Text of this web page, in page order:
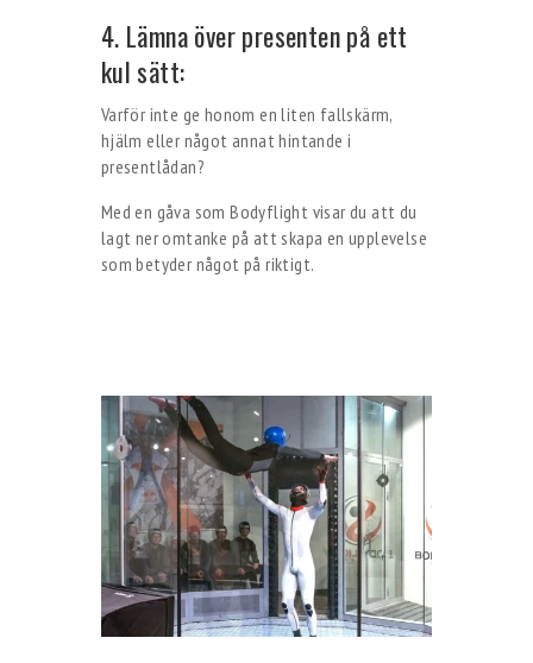
4. Lämna över presenten på ett
kul sätt:
Varför inte ge honom en liten fallskärm,
hjälm eller något annat hintande i
presentlådan?
Med en gåva som Bodyflight visar du att du
lagt ner omtanke på att skapa en upplevelse
som betyder något på riktigt.